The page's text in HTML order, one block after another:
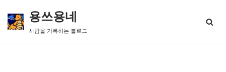
콘
용쓰용네
사람을 기록하는 블로그